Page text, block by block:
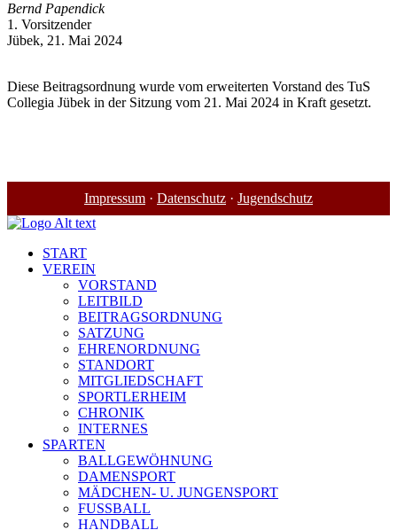
Bernd Papendick
1. Vorsitzender
Jübek, 21. Mai 2024
Diese Beitragsordnung wurde vom erweiterten Vorstand des TuS
Collegia Jübek in der Sitzung vom 21. Mai 2024 in Kraft gesetzt.
Impressum · Datenschutz · Jugendschutz
START
VEREIN
VORSTAND
LEITBILD
BEITRAGSORDNUNG
SATZUNG
EHRENORDNUNG
STANDORT
MITGLIEDSCHAFT
SPORTLERHEIM
CHRONIK
INTERNES
SPARTEN
BALLGEWÖHNUNG
DAMENSPORT
MÄDCHEN- U. JUNGENSPORT
FUSSBALL
HANDBALL